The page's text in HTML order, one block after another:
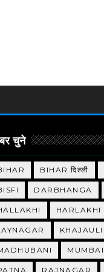
चुने
BIHAR दिल्ली
DARBHANGA
HARLAKHI
KHAJAULI
MUMBAI
RAJNAGAR